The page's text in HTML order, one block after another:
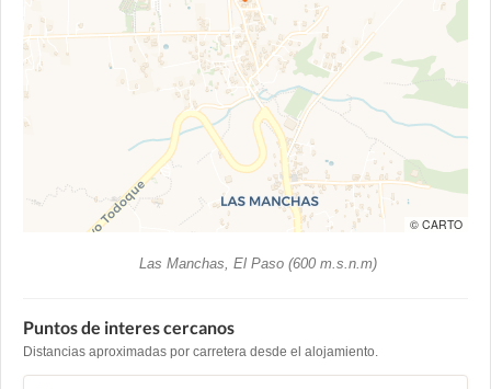
© CARTO
Las Manchas, El Paso (600 m.s.n.m)
Puntos de interes cercanos
Distancias aproximadas por carretera desde el alojamiento.